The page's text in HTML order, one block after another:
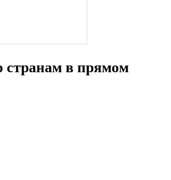
странам в прямом